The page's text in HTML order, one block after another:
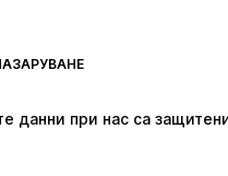
данни при нас са